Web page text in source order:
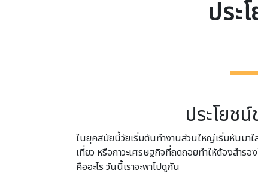
ประ
ประโยช
ในยุคสมัยนี้วัยเริ่มต้นทำงานส่วนใหญ่เริ่มหันมาใส่
เที่ยว หรือภาวะเศรษฐกิจที่ถดถอยทำให้ต้องสำ
คืออะไร วันนี้เราจะพาไปดูกัน